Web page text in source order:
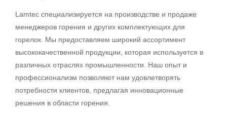
Lamtec специализируется на производстве и продаже
менеджеров горения и других комплектующих для
горелок. Мы предоставляем широкий ассортимент
высококачественной продукции, которая используется в
различных отраслях промышленности. Наш опыт и
профессионализм позволяют нам удовлетворять
потребности клиентов, предлагая инновационные
решения в области горения.